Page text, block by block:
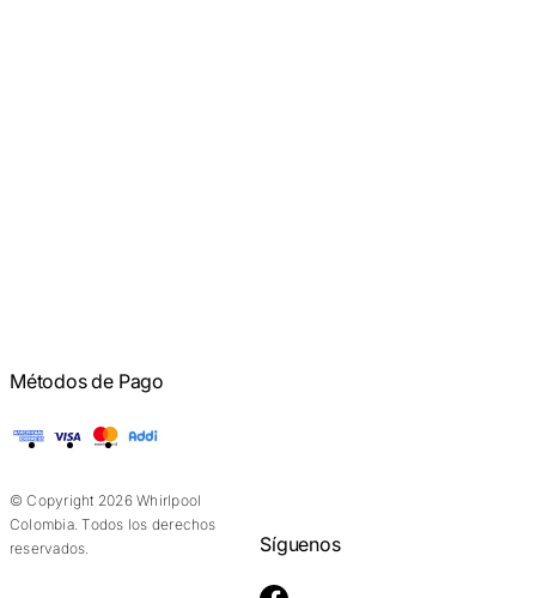
Métodos de Pago
American Express
Visa Mastercard
© Copyright 2026 Whirlpool
Colombia. Todos los derechos
reservados.
Síguenos